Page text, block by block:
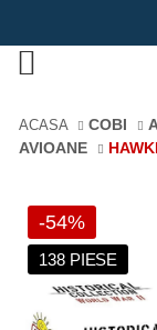
ACASA COBI
AVIOANE
-54%
138 PIESE